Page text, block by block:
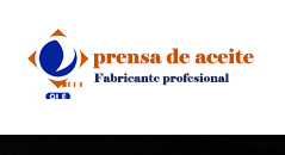
content